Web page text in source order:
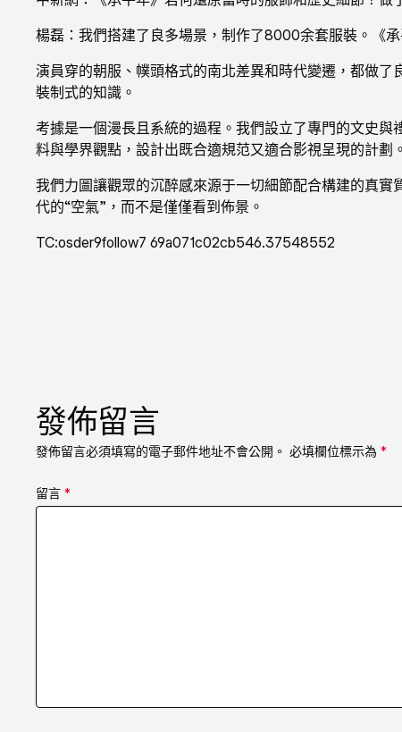
楊磊：我們搭建了良多場景，制作了8000余套服裝。《
演員穿的朝服、幞頭格式的南北差異和時代變遷，都做
裝制式的知識。
考據是一個漫長且系統的過程。我們設立了專門的文史與
料與學界觀點，設計出既合適規范又適合影視呈現的計劃。
我們力圖讓觀眾的沉醉感來源于一切細節配合構建的真實
代的“空氣”，而不是僅僅看到佈景。
TC:osder9follow7 69a071c02cb546.37548552
發佈留言
發佈留言必須填寫的電子郵件地址不會公開。 必填欄位標示為 *
留言 *